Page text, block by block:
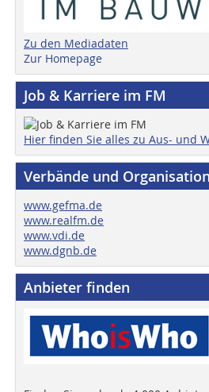
Zu den Mediadaten
Zur Homepage
Job & Karriere im FM
Hier finden Sie alles zu Aus- und
Verbände und
www.gefma.de
www.realfm.de
www.vdi.de
www.dgnb.de
Anbieter finden